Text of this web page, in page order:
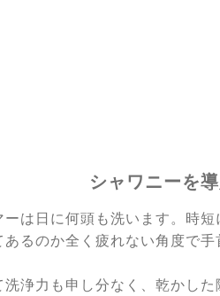
シャワニーを
ーは日に何頭も洗います。時
あるのか全く疲れない角度で手
洗浄力も申し分なく、乾かし